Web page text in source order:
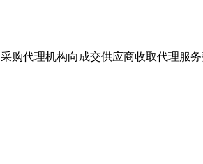
采购代理机构向成交供应商收取代理服